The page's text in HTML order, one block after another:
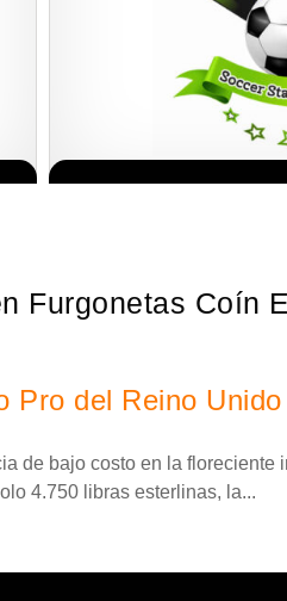
Furgonetas Coín
Pro del Reino Unido
de bajo costo en la floreciente
4.750 libras esterlinas, la...